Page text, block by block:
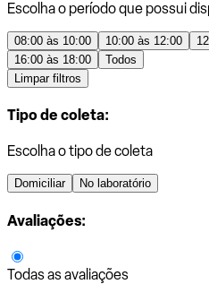
Escolha o período que possui
08:00 às 10:00 10:00 às 12:00
16:00 às 18:00
Todos
Limpar filtros
Tipo de coleta:
Escolha o tipo de coleta
Domiciliar No laboratório
Avaliações:
Todas as avaliações